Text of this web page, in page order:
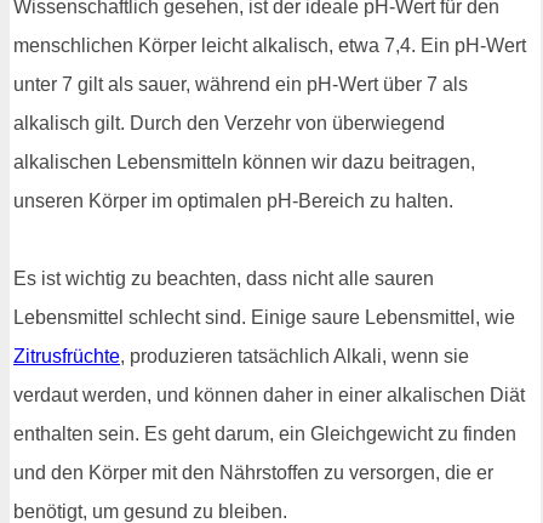
Wissenschaftlich gesehen, ist der ideale pH-Wert für den
menschlichen Körper leicht alkalisch, etwa 7,4. Ein pH-Wert
unter 7 gilt als sauer, während ein pH-Wert über 7 als
alkalisch gilt. Durch den Verzehr von überwiegend
alkalischen Lebensmitteln können wir dazu beitragen,
unseren Körper im optimalen pH-Bereich zu halten.
Es ist wichtig zu beachten, dass nicht alle sauren
Lebensmittel schlecht sind. Einige saure Lebensmittel, wie
Zitrusfrüchte, produzieren tatsächlich Alkali, wenn sie
verdaut werden, und können daher in einer alkalischen Diät
enthalten sein. Es geht darum, ein Gleichgewicht zu finden
und den Körper mit den Nährstoffen zu versorgen, die er
benötigt, um gesund zu bleiben.